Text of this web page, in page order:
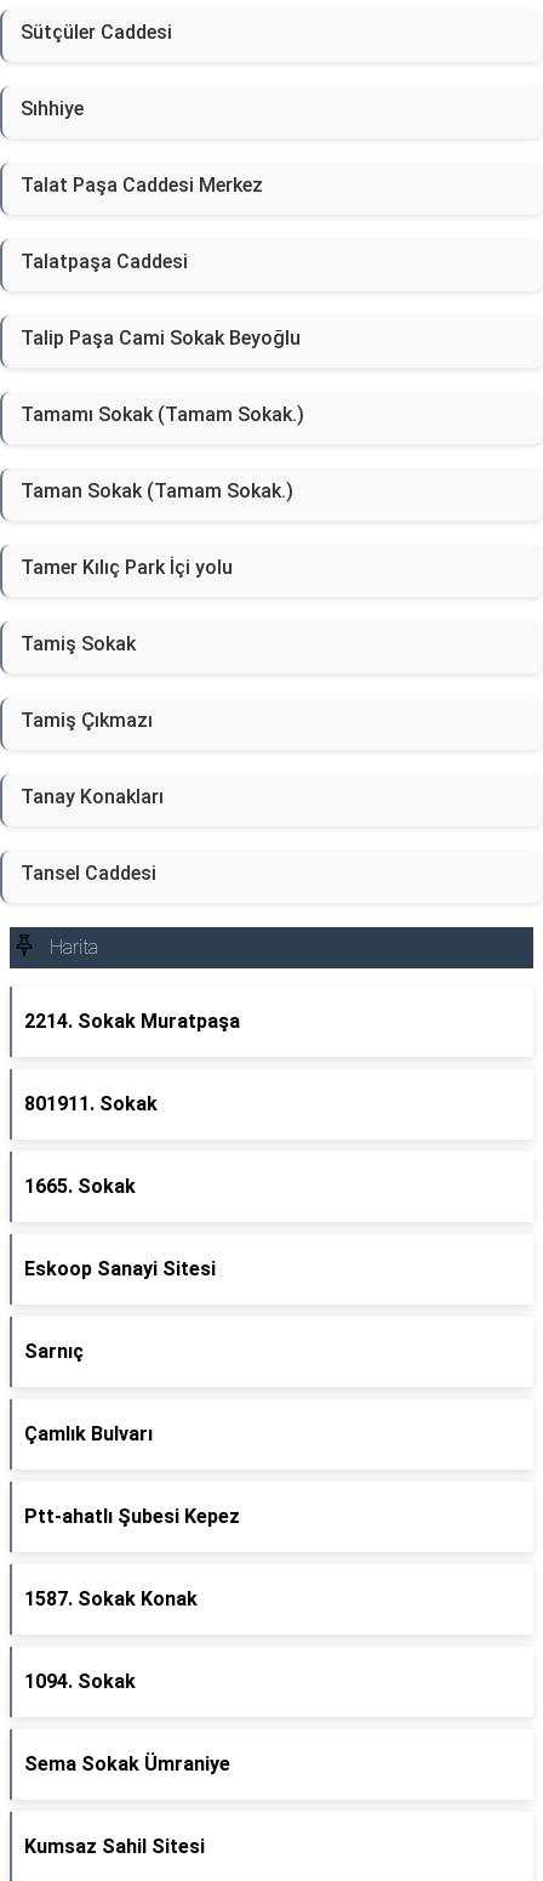
Sütçüler Caddesi
Sıhhiye
Talat Paşa Caddesi Merkez
Talatpaşa Caddesi
Talip Paşa Cami Sokak Beyoğlu
Tamamı Sokak (Tamam Sokak.)
Taman Sokak (Tamam Sokak.)
Tamer Kılıç Park İçi yolu
Tamiş Sokak
Tamiş Çıkmazı
Tanay Konakları
Tansel Caddesi
Harita
2214. Sokak Muratpaşa
801911. Sokak
1665. Sokak
Eskoop Sanayi Sitesi
Sarnıç
Çamlık Bulvarı
Ptt-ahatlı Şubesi Kepez
1587. Sokak Konak
1094. Sokak
Sema Sokak Ümraniye
Kumsaz Sahil Sitesi